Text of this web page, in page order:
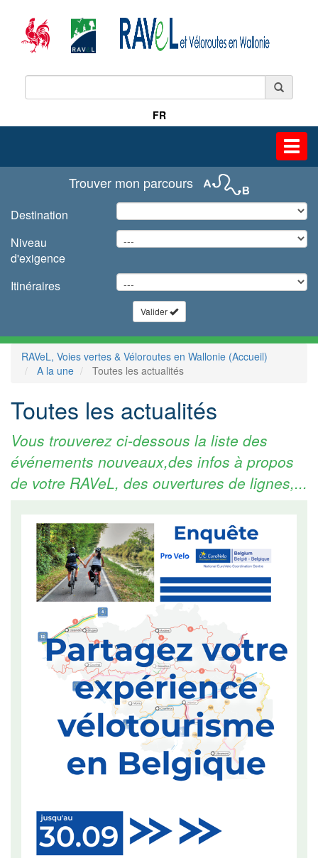
FR
Trouver mon parcours
Destination
Niveau
d'exigence
Itinéraires
Valider
RAVeL, Voies vertes & Véloroutes en Wallonie (Accueil)
A la une
Toutes les actualités
Toutes les actualités
Vous trouverez ci-dessous la liste des
événements nouveaux,des infos à propos
de votre RAVeL, des ouvertures de lignes,...